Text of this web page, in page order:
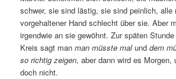
schwer, sie sind lästig, sie sind peinlich, alle
vorgehaltener Hand schlecht über sie. Aber
irgendwie an sie gewöhnt. Zur späten
Kreis sagt manman müsste malunddem
so richtig zeigen, aber dann wird es Morgen,
doch nicht.